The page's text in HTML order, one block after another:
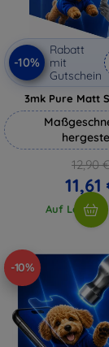
-10%
Rabatt
mit
Gutschein
3mk Pure Matt
12,90
11,61
Auf Lager >
-10%